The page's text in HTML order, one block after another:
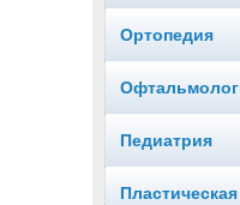
Ортопедия
Педиатрия